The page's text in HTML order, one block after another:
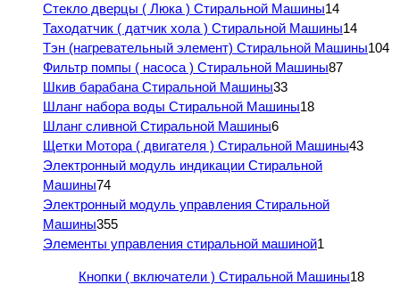
Стекло дверцы ( Люка ) Стиральной Машины14
Таходатчик ( датчик хола ) Стиральной Машины14
Тэн (нагревательный элемент) Стиральной Машины104
Фильтр помпы ( насоса ) Стиральной Машины87
Шкив барабана Стиральной Машины33
Шланг набора воды Стиральной Машины18
Шланг сливной Стиральной Машины6
Щетки Мотора ( двигателя ) Стиральной Машины43
Электронный модуль индикации Стиральной
Машины74
Электронный модуль управления Стиральной
Машины355
Элементы управления стиральной машиной1
Кнопки ( включатели ) Стиральной Машины18